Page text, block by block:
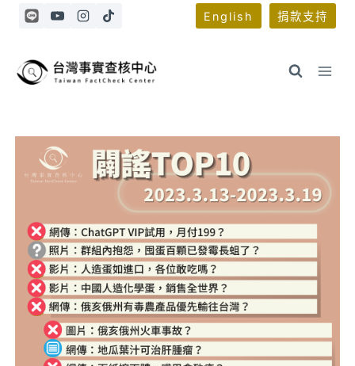
Skip
English 捐款支持